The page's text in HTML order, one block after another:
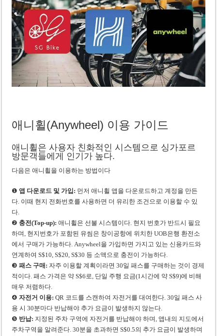
애니휠(Anywheel) 이용 가이드
애니휠은 사용자 친화적인 시스템으로 싱가포르
방문객들에게 인기가 높다.
다음은 애니휠을 이용하는 방법이다
❶앱 다운로드 및 가입: 먼저 애니휠 앱을 다운로드하고 계정을 만든
다. 이때 현지 전화번호를 사용하면 더 유리한 조건으로 이용할 수 있
다.
❷ 충전(Top-up): 애니휠은 선불 시스템이다. 현지 번호가 반드시 필요
하며, 현지번호가 포함된 유씸은 창이공항에 위치한 UOB은행 환전소
에서 구매가 가능하다. Anywheel을 가입하면 가지고 있는 신용카드와
연계하여 S$10, S$20, S$30 등 소액으로 충전이 가능하다.
❸패스 구매: 자주 이용할 계획이라면 30일 패스를 구매하는 것이 경제
적이다. 패스 가격은 약 S$6로, 단일 주행 요금(1시간에 약 S$9)에 비해
매우 저렴하다.
❹자전거 이용: QR 코드를 스캔하여 자전거를 대여한다. 30일 패스 사
용 시 30분마다 반납해야 추가 요금이 발생하지 않는다.
❺ 반납: 지정된 주차 구역에 자전거를 반납해야 하며, 앱내의 지도에서
주차구역을 알려준다. 30분을 초과하면 S$0.5의 추가 요금이 발생하며